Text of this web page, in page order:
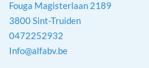
Fouga Magisterlaan 2189
3800 Sint-Truiden
0472252932
Info@alfabv.be